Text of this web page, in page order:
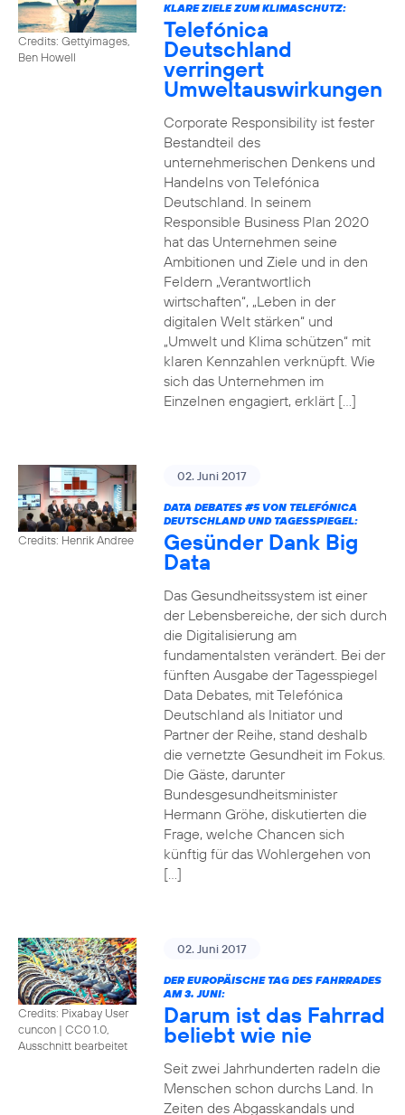
Credits: Gettyimages,
Ben Howell
KLARE ZIELE ZUM KLIMASCHUTZ:
Telefónica
Deutschland
verringert
Umweltauswirkungen
Corporate Responsibility ist fester
Bestandteil des
unternehmerischen Denkens und
Handelns von Telefónica
Deutschland. In seinem
Responsible Business Plan 2020
hat das Unternehmen seine
Ambitionen und Ziele und in den
Feldern „Verantwortlich
wirtschaften“, „Leben in der
digitalen Welt stärken“ und
„Umwelt und Klima schützen“ mit
klaren Kennzahlen verknüpft. Wie
sich das Unternehmen im
Einzelnen engagiert, erklärt […]
Credits: Henrik Andree
02. Juni 2017
DATA DEBATES #5VON TELEFÓNICA
DEUTSCHLAND UND TAGESSPIEGEL:
Gesünder Dank Big
Data
Das Gesundheitssystem ist einer
der Lebensbereiche, der sich durch
die Digitalisierung am
fundamentalsten verändert. Bei der
fünften Ausgabe der Tagesspiegel
Data Debates, mit Telefónica
Deutschland als Initiator und
Partner der Reihe, stand deshalb
die vernetzte Gesundheit im Fokus.
Die Gäste, darunter
Bundesgesundheitsminister
Hermann Gröhe, diskutierten die
Frage, welche Chancen sich
künftig für das Wohlergehen von
[…]
Credits: Pixabay User
cuncon | CC0 1.0,
Ausschnitt bearbeitet
02. Juni 2017
DER EUROPÄISCHE TAG DES FAHRRADES
AM 3. JUNI:
Darum ist das Fahrrad
beliebt wie nie
Seit zwei Jahrhunderten radeln die
Menschen schon durchs Land. In
Zeiten des Abgasskandals und